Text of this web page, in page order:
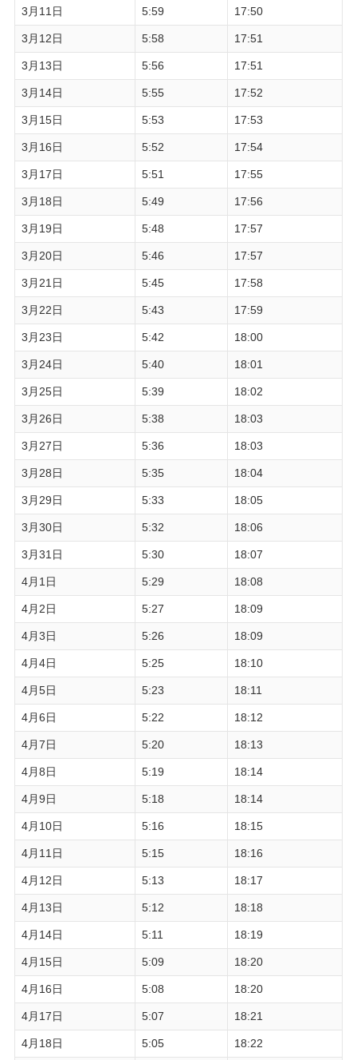
3月11日 5:59 17:50
3月12日 5:58 17:51
3月13日 5:56 17:51
3月14日 5:55 17:52
3月15日 5:53 17:53
3月16日 5:52 17:54
3月17日 5:51 17:55
3月18日 5:49 17:56
3月19日 5:48 17:57
3月20日 5:46 17:57
3月21日 5:45 17:58
3月22日 5:43 17:59
3月23日 5:42 18:00
3月24日 5:40 18:01
3月25日 5:39 18:02
3月26日 5:38 18:03
3月27日 5:36 18:03
3月28日 5:35 18:04
3月29日 5:33 18:05
3月30日 5:32 18:06
3月31日 5:30 18:07
4月1日 5:29 18:08
4月2日 5:27 18:09
4月3日 5:26 18:09
4月4日 5:25 18:10
4月5日 5:23 18:11
4月6日 5:22 18:12
4月7日 5:20 18:13
4月8日 5:19 18:14
4月9日 5:18 18:14
4月10日 5:16 18:15
4月11日 5:15 18:16
4月12日 5:13 18:17
4月13日 5:12 18:18
4月14日 5:11 18:19
4月15日 5:09 18:20
4月16日 5:08 18:20
4月17日 5:07 18:21
4月18日 5:05 18:22